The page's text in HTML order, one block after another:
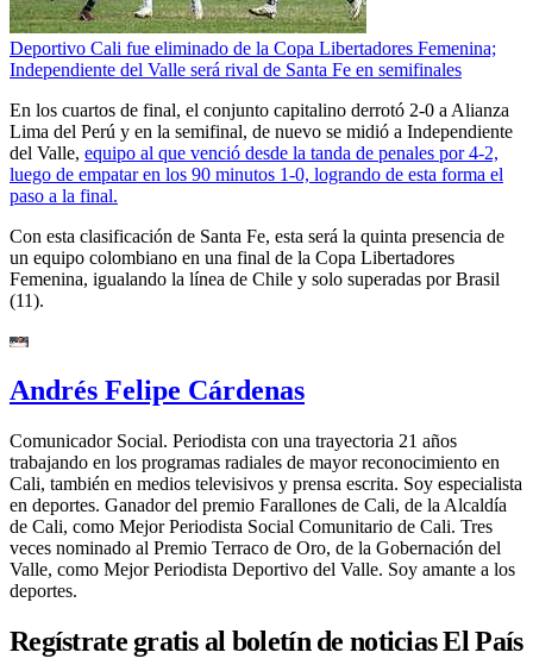
Deportivo Cali fue eliminado de la Copa Libertadores Femenina;
Independiente del Valle será rival de Santa Fe en semifinales
En los cuartos de final, el conjunto capitalino derrotó 2-0 a Alianza
Lima del Perú y en la semifinal, de nuevo se midió a Independiente
del Valle, equipo al que venció desde la tanda de penales por 4-2,
luego de empatar en los 90 minutos 1-0, logrando de esta forma el
paso a la final.
Con esta clasificación de Santa Fe, esta será la quinta presencia de
un equipo colombiano en una final de la Copa Libertadores
Femenina, igualando la línea de Chile y solo superadas por Brasil
(11).
Andrés Felipe Cárdenas
Comunicador Social. Periodista con una trayectoria 21 años
trabajando en los programas radiales de mayor reconocimiento en
Cali, también en medios televisivos y prensa escrita. Soy especialista
en deportes. Ganador del premio Farallones de Cali, de la Alcaldía
de Cali, como Mejor Periodista Social Comunitario de Cali. Tres
veces nominado al Premio Terraco de Oro, de la Gobernación del
Valle, como Mejor Periodista Deportivo del Valle. Soy amante a los
deportes.
Regístrate gratis al boletín de noticias El País